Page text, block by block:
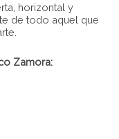
horizontal y
de todo aquel que
Zamora: